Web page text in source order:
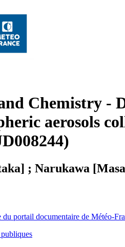
Chemistry -
aerosols
; Narukawa
du portail documentaire de Météo-